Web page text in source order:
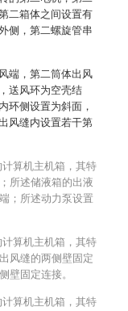
二箱体之间设置有
侧，第二螺旋管串
端，第二筒体出风
送风环为空壳结
环侧设置为斜面，
风缝内设置若干第
算机主机箱，其特
所述储液箱的出液
；所述动力泵设置
算机主机箱，其特
风缝的两侧壁固定
壁固定连接。
算机主机箱，其特